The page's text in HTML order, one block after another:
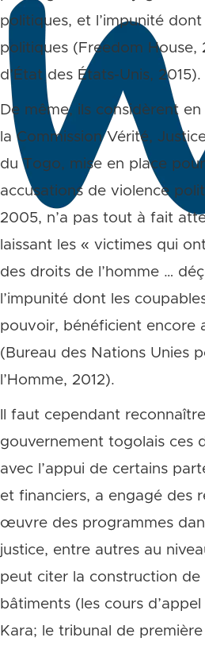
politiques, et l’impunité
politiques (Freedom House,
d’État des États-Unis, 2015).
De même, ils considèrent
la Commission Vérité,
du Togo, mise en place
accusations de violence
2005, n’a pas tout à fait
laissant les « victimes qui
des droits de l’homme …
l’impunité dont les
pouvoir, bénéficient encore
(Bureau des Nations Unies
l’Homme, 2012).
Il faut cependant
gouvernement togolais ces
avec l’appui de certains
et financiers, a engagé des
œuvre des programmes
justice, entre autres au
peut citer la construction de
bâtiments (les cours
Kara; le tribunal de